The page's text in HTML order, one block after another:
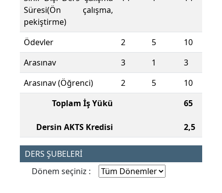
Süresi(Ön çalışma,
pekiştirme)
Ödevler 2 5
10
Arasınav
3 1
3
Arasınav (Öğrenci)
2 5
10
Toplam İş Yükü
Dersin AKTS Kredisi
65
2,5
DERS ŞUBELERİ
Dönem seçiniz :